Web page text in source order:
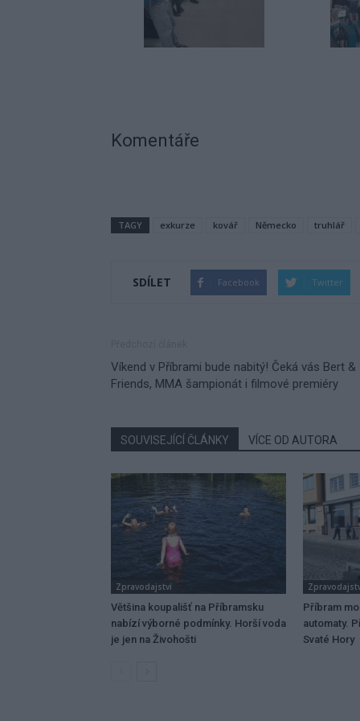
Komentáře
TAGY exkurze kovář Německo truhlář
SDÍLET Facebook Twitter
Víkend v Příbrami bude nabitý! Čeká vás Bert &
Friends, MMA šampionát i filmové premiéry
SOUVISEJÍCÍ ČLÁNKY VÍCE OD AUTORA
Zpravodajství
Většina koupališť na Příbramsku
nabízí výborné podmínky. Horší voda
je jen na Živohošti
Příbram
automaty.
Svaté Hory